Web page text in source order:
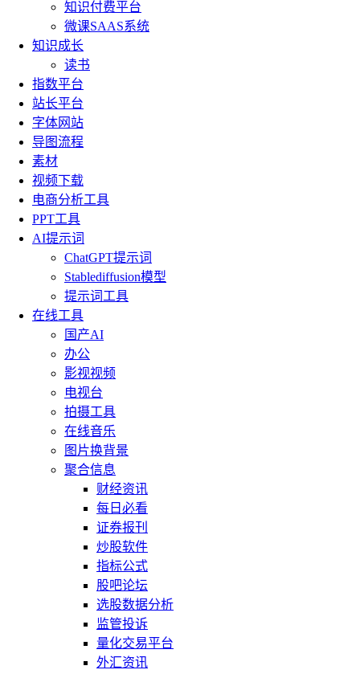
知识付费平台
微课SAAS系统
知识成长
读书
指数平台
站长平台
字体网站
导图流程
素材
视频下载
电商分析工具
PPT工具
AI提示词
ChatGPT提示词
Stablediffusion模型
提示词工具
在线工具
国产AI
办公
影视视频
电视台
拍摄工具
在线音乐
图片换背景
聚合信息
财经资讯
每日必看
证券报刊
炒股软件
指标公式
股吧论坛
选股数据分析
监管投诉
量化交易平台
外汇资讯